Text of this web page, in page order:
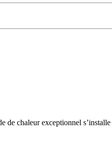
chaleur exceptionnel